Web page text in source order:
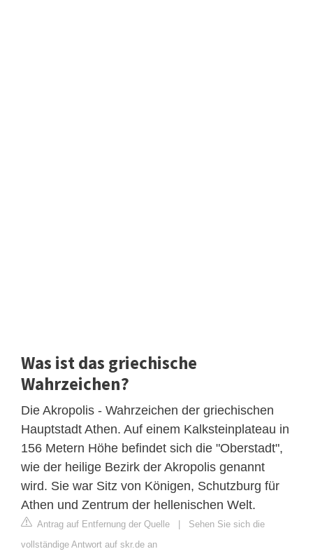
Was ist das griechische
Wahrzeichen?
Die Akropolis - Wahrzeichen der griechischen
Hauptstadt Athen. Auf einem Kalksteinplateau in
156 Metern Höhe befindet sich die "Oberstadt",
wie der heilige Bezirk der Akropolis genannt
wird. Sie war Sitz von Königen, Schutzburg für
Athen und Zentrum der hellenischen Welt.
Antrag auf Entfernung der Quelle | Sehen Sie sich die
vollständige Antwort auf skr.de an